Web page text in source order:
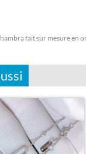
fait sur mesure en